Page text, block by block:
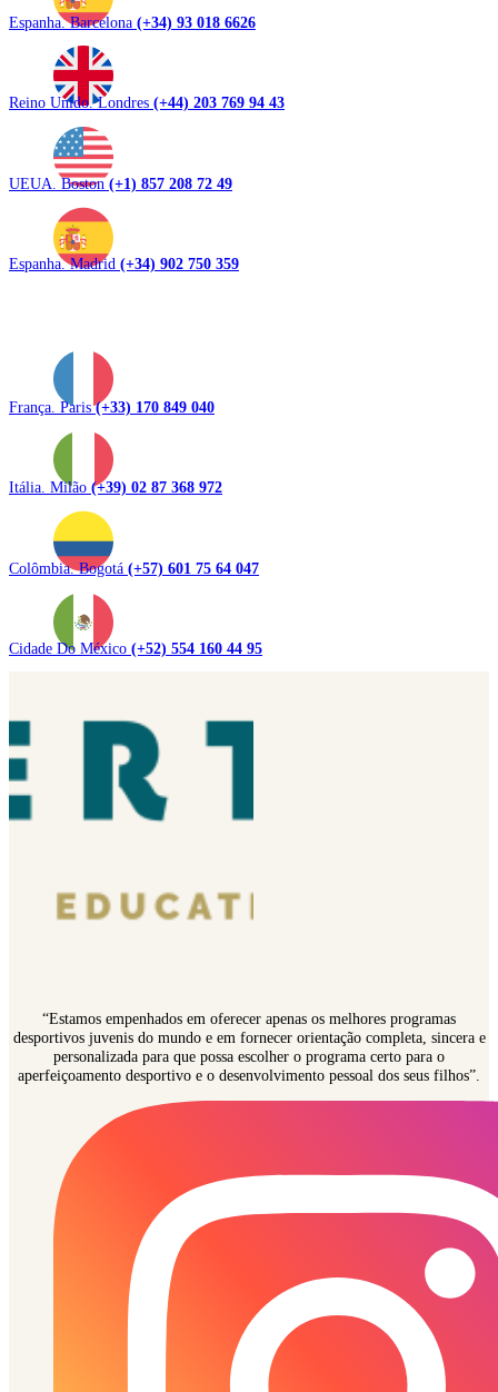
Espanha. Barcelona (+34) 93 018 6626
Reino Unido. Londres (+44) 203 769 94 43
UEUA. Boston(+1) 857 208 72 49
Espanha. Madrid (+34) 902 750 359
França. Paris(+33) 170 849 040
Itália. Milão (+39) 02 87 368 972
Colômbia. Bogotá (+57) 601 75 64 047
Cidade Do México (+52) 554 160 44 95
“Estamos empenhados em oferecer apenas os melhores programas
desportivos juvenis do mundo e em fornecer orientação completa, sincera e
personalizada para que possa escolher o programa certo para o
aperfeiçoamento desportivo e o desenvolvimento pessoal dos seus filhos”.